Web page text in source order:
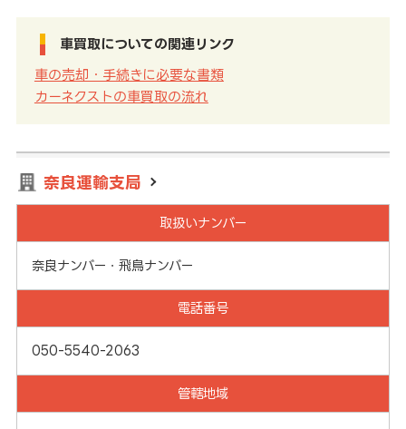
車買取についての関連リンク
車の売却・手続きに必要な書類
カーネクストの車買取の流れ
奈良運輸支局
取扱いナンバー
奈良ナンバー・飛鳥ナンバー
電話番号
050-5540-2063
管轄地域